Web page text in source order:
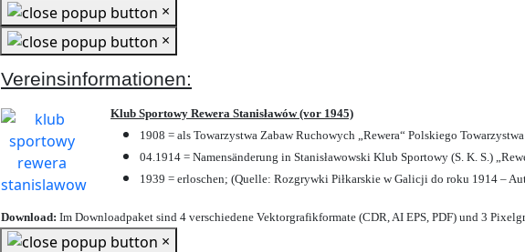
×
×
Vereinsinformationen:
Klub Sportowy Rewera Stanisławów (vor 1945)
1908 = als Towarzystwa Zabaw Ruchowych „Rewera“ Polskiego
04.1914 = Namensänderung in Stanisławowski Klub Sportowy (S. K. S.)
1939 = erloschen; (Quelle: Rozgrywki Piłkarskie w Galicji do roku 1914 –
Download: Im Downloadpaket sind 4 verschiedene Vektorgrafikformate (CDR, AI EPS, PDF) und 3
×